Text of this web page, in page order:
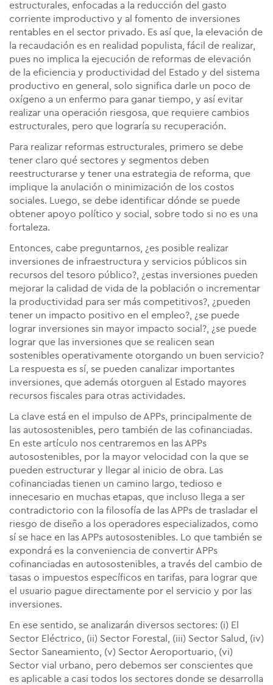
estructurales, enfocadas a la reducción del gasto
corriente improductivo y al fomento de inversiones
rentables en el sector privado. Es así que, la elevación de
la recaudación es en realidad populista, fácil de realizar,
pues no implica la ejecución de reformas de elevación
de la eficiencia y productividad del Estado y del sistema
productivo en general, solo significa darle un poco de
oxígeno a un enfermo para ganar tiempo, y así evitar
realizar una operación riesgosa, que requiere cambios
estructurales, pero que lograría su recuperación.
Para realizar reformas estructurales, primero se debe
tener claro qué sectores y segmentos deben
reestructurarse y tener una estrategia de reforma, que
implique la anulación o minimización de los costos
sociales. Luego, se debe identificar dónde se puede
obtener apoyo político y social, sobre todo si no es una
fortaleza.
Entonces, cabe preguntarnos, ¿es posible realizar
inversiones de infraestructura y servicios públicos sin
recursos del tesoro público?, ¿estas inversiones pueden
mejorar la calidad de vida de la población o incrementar
la productividad para ser más competitivos?, ¿pueden
tener un impacto positivo en el empleo?, ¿se puede
lograr inversiones sin mayor impacto social?, ¿se puede
lograr que las inversiones que se realicen sean
sostenibles operativamente otorgando un buen servicio?
La respuesta es sí, se pueden canalizar importantes
inversiones, que además otorguen al Estado mayores
recursos fiscales para otras actividades.
La clave está en el impulso de APPs, principalmente de
las autosostenibles, pero también de las cofinanciadas.
En este artículo nos centraremos en las APPs
autosostenibles, por la mayor velocidad con la que se
pueden estructurar y llegar al inicio de obra. Las
cofinanciadas tienen un camino largo, tedioso e
innecesario en muchas etapas, que incluso llega a ser
contradictorio con la filosofía de las APPs de trasladar el
riesgo de diseño a los operadores especializados, como
sí se hace en las APPs autosostenibles. Lo que también se
expondrá es la conveniencia de convertir APPs
cofinanciadas en autosostenibles, a través del cambio de
tasas o impuestos específicos en tarifas, para lograr que
el usuario pague directamente por el servicio y por las
inversiones.
En ese sentido, se analizarán diversos sectores: (i) El
Sector Eléctrico, (ii) Sector Forestal, (iii) Sector Salud, (iv)
Sector Saneamiento, (v) Sector Aeroportuario, (vi)
Sector vial urbano, pero debemos ser conscientes que
es aplicable a casi todos los sectores donde se desarrolla